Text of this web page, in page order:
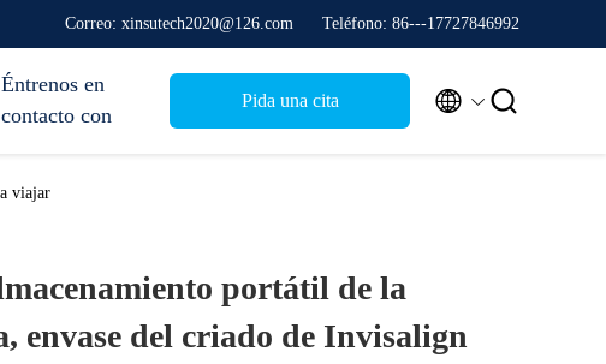
Correo: xinsutech2020@126.com Teléfono: 86---17727846992
Éntrenos en
contacto con
Pida una cita  
viajar
portátil de la
envase del criado de Invisalign